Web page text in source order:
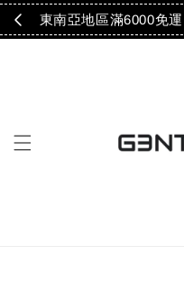
！ 東南亞地區滿6000免